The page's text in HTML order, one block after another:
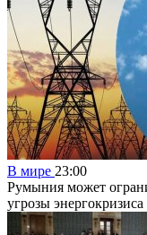
В мире 23:00
Румыния может
угрозы энергокризиса